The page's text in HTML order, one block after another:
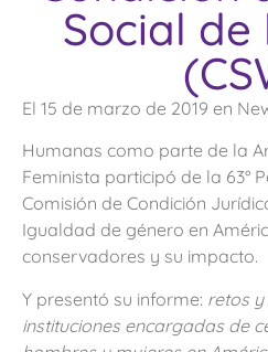
Social
El 15 de marzo de 2019 en
Humanas como parte de la
Feminista participó de la 63°
Comisión de Condición
Igualdad de género en
conservadores y su impacto.
Y presentó su informe: retos
instituciones encargadas de